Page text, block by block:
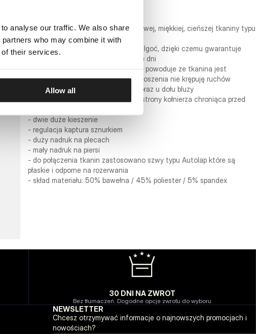
analyse our traffic. We also share
who may combine it with
their services.
Allow all
- bluza wykonana z wysokogatunkowej, miękkiej, cieńszej tkaniny typu
Tricot o gramaturze 280 g/m2
- materiał doskonale odprowadza wilgoć, dzięki czemu gwarantuje
pełen komfort noszenia w cieplejsze dni
- zastosowany dodatkowo spandex powoduje że tkanina jest
elastyczna, dzięki czemu podczas noszenia nie krępuję ruchów
- szerokie ściągacze na rękawach oraz u dołu bluzy
- miękka lamówka od wewnętrznej strony kołnierza chroniąca przed
- dwie duże kieszenie
- regulacja kaptura sznurkiem
- duży nadruk na plecach
- mały nadruk na piersi
- do połączenia tkanin zastosowano szwy typu Autolap które są
płaskie i odporne na rozerwania
- skład materiału: 50% bawełna / 45% poliester / 5% spandex
30 DNI NA ZWROT
Bez tłumaczeń. Dogodne opcje zwrotu do wyboru
NEWSLETTER
Chcesz otrzymywać informacje o najnowszych promocjach i
nowościach?